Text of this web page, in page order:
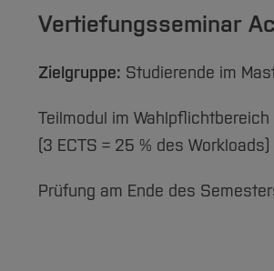
Vertiefungsseminar
Zielgruppe: Studierende im
Teilmodul im
(3 ECTS = 25 % des Workloads)
Prüfung am Ende des